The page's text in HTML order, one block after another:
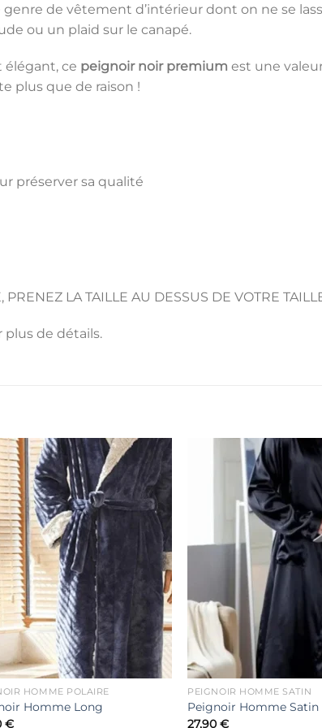
de vêtement d’intérieur dont on ne se
ou un plaid sur le canapé.
élégant, ce peignoir noir premium est une
plus que de raison !
préserver sa qualité
PRENEZ LA TAILLE AU DESSUS DE VOTRE
plus de détails.
Ajouter
à la liste
de
souhaits
HOMME POLAIRE
Homme Long
€
PEIGNOIR HOMME SATIN
Peignoir Homme Satin
27,90€